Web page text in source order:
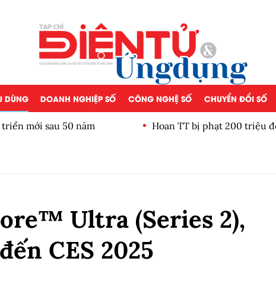
DÙNG DOANH NGHIỆP SỐ CÔNG NGHỆ SỐ CHUYỂN ĐỔI SỐ
mới sau 50 năm Hoan TT bị phạt 200 triệu
Ultra (Series 2),
CES 2025